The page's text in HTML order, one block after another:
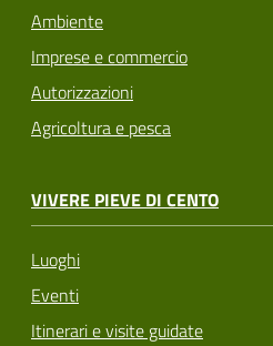
Ambiente
Imprese e commercio
Autorizzazioni
Agricoltura e pesca
VIVERE PIEVE DI CENTO
Luoghi
Eventi
Itinerari e visite guidate